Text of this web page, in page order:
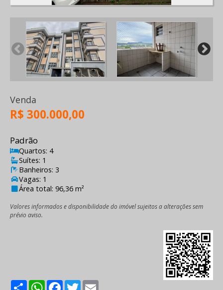
Venda
R$ 300.000,00
Padrão
Quartos: 4
Suítes: 1
Banheiros: 3
Vagas: 1
Área total: 96,36 m²
Valores informados e disponibilidade do imóvel sujeitos a alterações sem
prévio aviso.
ShareWhatsApp
Facebook
Twitter